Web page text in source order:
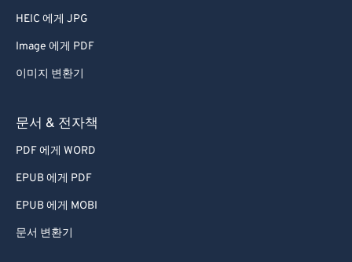
HEIC 에게 JPG
Image 에게 PDF
이미지 변환기
문서 & 전자책
PDF 에게 WORD
EPUB 에게 PDF
EPUB 에게 MOBI
문서 변환기